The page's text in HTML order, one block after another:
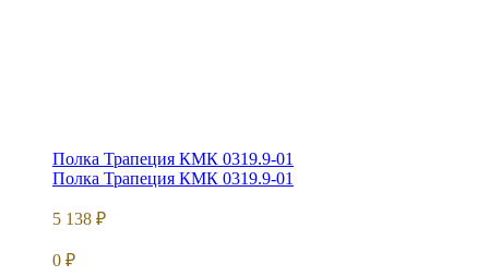
Полка Трапеция КМК 0319.9-01
Полка Трапеция КМК 0319.9-01
5 138 ₽
0 ₽